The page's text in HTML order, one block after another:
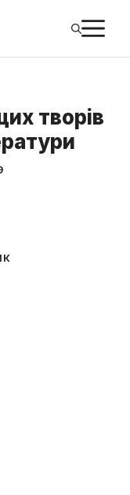
творів